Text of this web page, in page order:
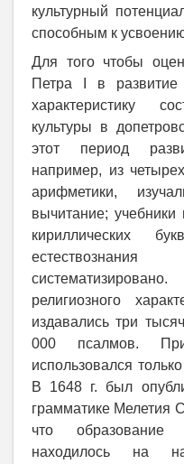
культурный
способным к
Для того чтобы
Петра I в развитие
характеристику
культуры в
этот период
например, из
арифметики,
вычитание;
кириллических
религиозного
издавались три
000 псалмов.
использовался
В 1648 г. был
грамматике Мелетия
что образование
находилось на